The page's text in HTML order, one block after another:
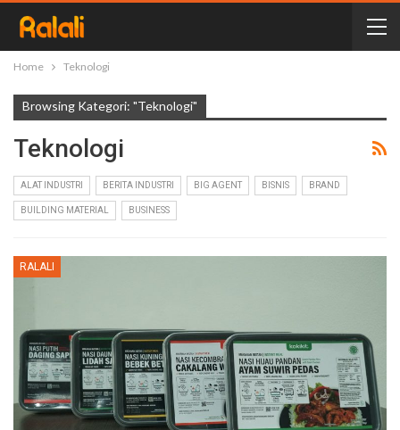
Home Teknologi
Browsing Kategori: "Teknologi"
Teknologi
ALAT INDUSTRI BERITA INDUSTRI BIG AGENT BISNIS BRAND
BUILDING MATERIAL BUSINESS
RALALI